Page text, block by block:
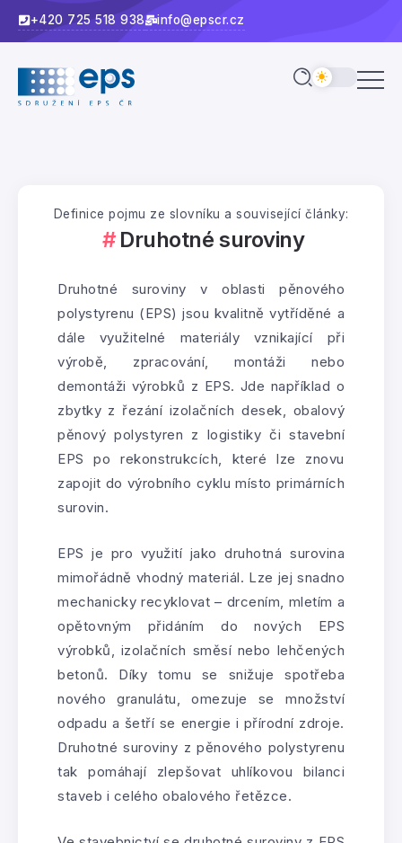
+420 725 518 938 info@epscr.cz
Definice pojmu ze slovníku a související články:
Druhotné suroviny
Druhotné suroviny v oblasti pěnového
polystyrenu (EPS) jsou kvalitně vytříděné a
dále využitelné materiály vznikající při
výrobě, zpracování, montáži nebo
demontáži výrobků z EPS. Jde například o
zbytky z řezání izolačních desek, obalový
pěnový polystyren z logistiky či stavební
EPS po rekonstrukcích, které lze znovu
zapojit do výrobního cyklu místo primárních
surovin.
EPS je pro využití jako druhotná surovina
mimořádně vhodný materiál. Lze jej snadno
mechanicky recyklovat – drcením, mletím a
opětovným přidáním do nových EPS
výrobků, izolačních směsí nebo lehčených
betonů. Díky tomu se snižuje spotřeba
nového granulátu, omezuje se množství
odpadu a šetří se energie i přírodní zdroje.
Druhotné suroviny z pěnového polystyrenu
tak pomáhají zlepšovat uhlíkovou bilanci
staveb i celého obalového řetězce.